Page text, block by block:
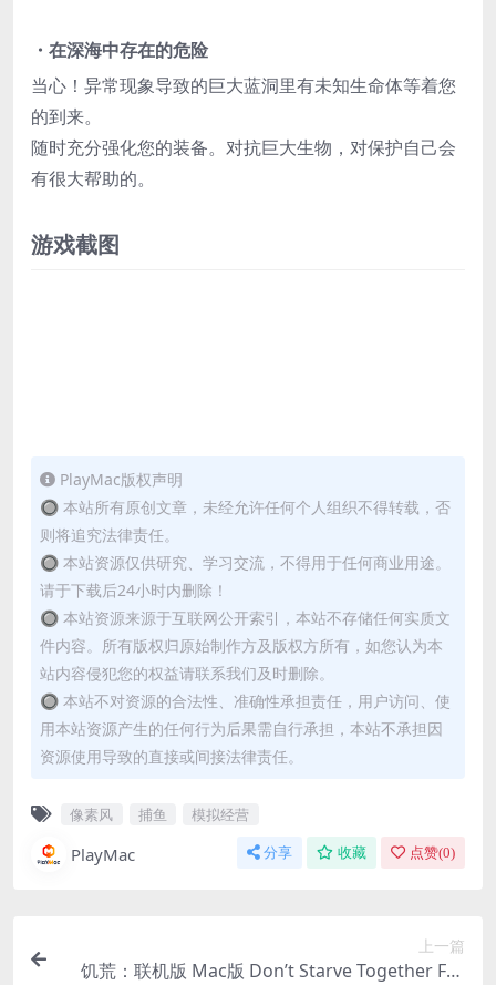
・在深海中存在的危险
当心！异常现象导致的巨大蓝洞里有未知生命体等着您
的到来。
随时充分强化您的装备。对抗巨大生物，对保护自己会
有很大帮助的。
游戏截图
PlayMac版权声明
🔘 本站所有原创文章，未经允许任何个人组织不得转载，否
则将追究法律责任。
🔘 本站资源仅供研究、学习交流，不得用于任何商业用途。
请于下载后24小时内删除！
🔘 本站资源来源于互联网公开索引，本站不存储任何实质文
件内容。所有版权归原始制作方及版权方所有，如您认为本
站内容侵犯您的权益请联系我们及时删除。
🔘 本站不对资源的合法性、准确性承担责任，用户访问、使
用本站资源产生的任何行为后果需自行承担，本站不承担因
资源使用导致的直接或间接法律责任。
像素风 捕鱼 模拟经营
PlayMac 分享 收藏 点赞(0)
上一篇
饥荒：联机版 Mac版 Don’t Starve Together For